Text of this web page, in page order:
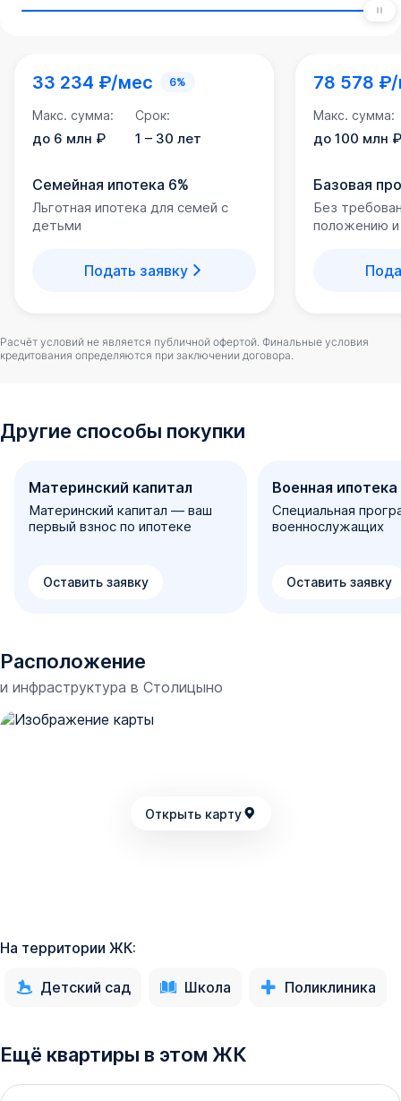
33 234 ₽/мес 6%
Макс. сумма:
до 6 млн ₽
Срок:
1 – 30 лет
Семейная ипотека 6%
Льготная ипотека для семей с
детьми
Подать заявку
78 578
Макс. сумма:
до 100 млн ₽
Базовая
Без
положению
Расчёт условий не является публичной офертой. Финальные условия
кредитования определяются при заключении договора.
Другие способы покупки
Материнский капитал
Материнский капитал — ваш
первый взнос по ипотеке
Оставить заявку
Военная ипотека
Специальная
военнослужащих
Оставить заявку
Расположение
и инфраструктура в Столицыно
Открыть карту
На территории ЖК:
Детский сад Школа Поликлиника
Ещё квартиры в этом ЖК